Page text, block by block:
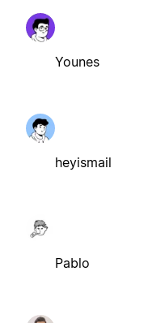
Younes
heyismail
Pablo